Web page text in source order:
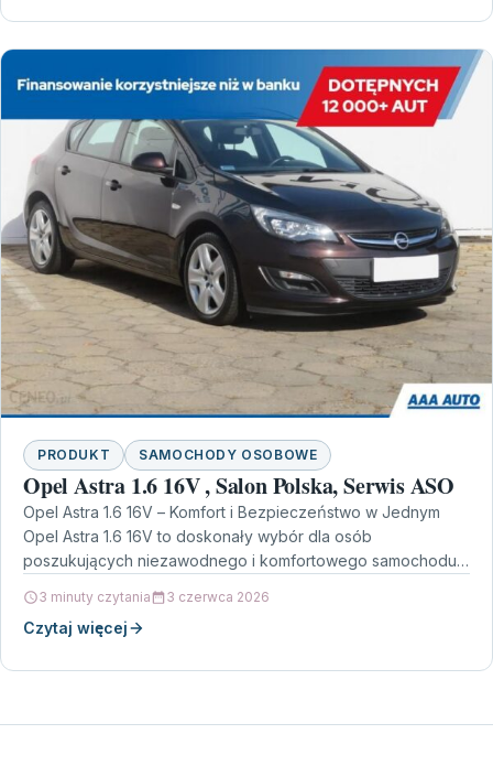
PRODUKT SAMOCHODY OSOBOWE
Opel Astra 1.6 16V , Salon Polska, Serwis ASO
Opel Astra 1.6 16V – Komfort i Bezpieczeństwo w Jednym
Opel Astra 1.6 16V to doskonały wybór dla osób
poszukujących niezawodnego i komfortowego samochodu.
3 minuty czytania 3 czerwca 2026
Czytaj więcej